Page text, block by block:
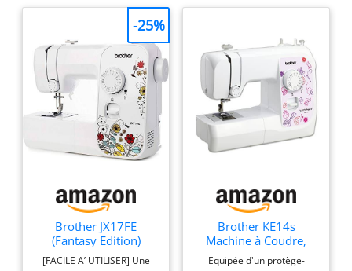
Brother JX17FE
(Fantasy Edition)
Machine à Coudre
[FACILE A’ UTILISER] Une
-25%
Brother KE14s
Machine à Coudre,
Acier Inoxydable,
Equipée d'un protège-